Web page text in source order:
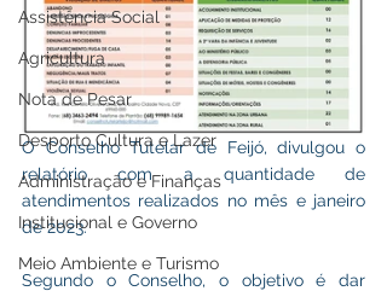
Assistência Social
Agricultura
Nota de Pesar
Desporto Cultura e Lazer
Administração e Finanças
Institucional e Governo
Meio Ambiente e Turismo
O Conselho Tutelar de Feijó, divulgou o
relatório com a quantidade de
atendimentos realizados no mês e janeiro
de 2023.
Segundo o Conselho, o objetivo é dar